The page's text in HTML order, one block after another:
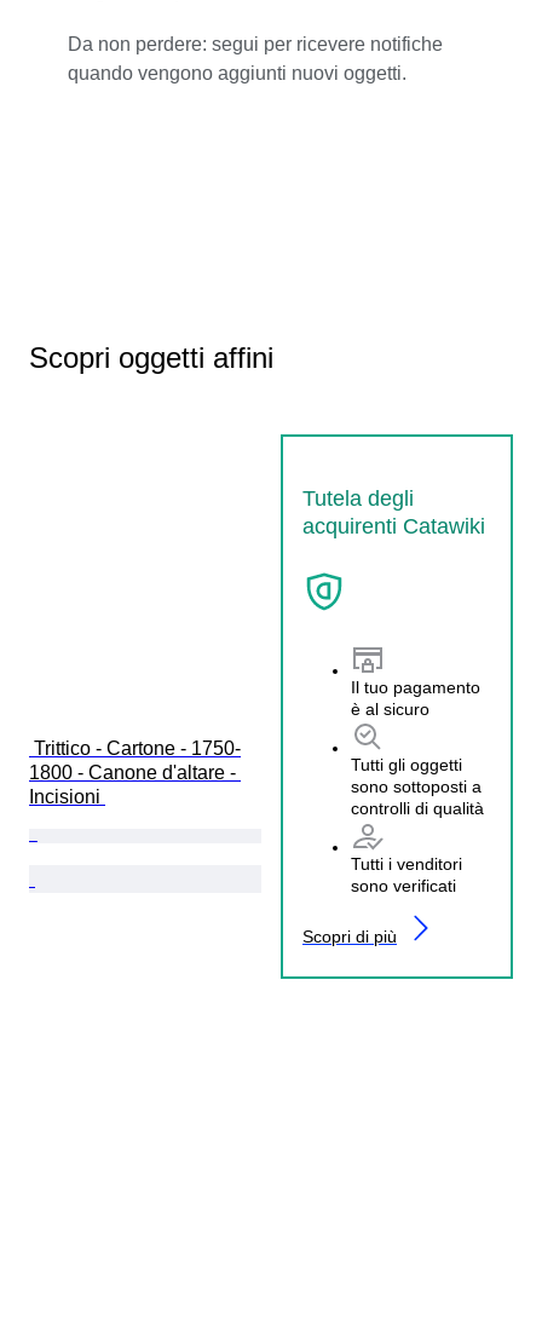
Da non perdere: segui per ricevere notifiche
quando vengono aggiunti nuovi oggetti.
Scopri oggetti affini
Tutela degli
acquirenti Catawiki
Il tuo pagamento
è al sicuro
Tutti gli oggetti
sono sottoposti a
controlli di qualità
Tutti i venditori
sono verificati
Scopri di più
1800 - Canone d'altare -
Incisioni